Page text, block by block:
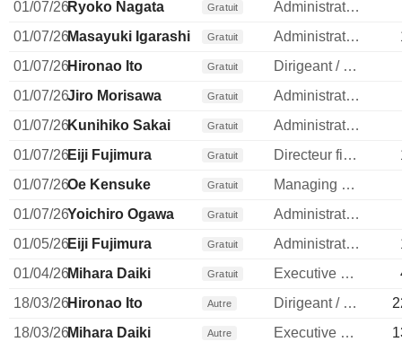
01/07/26Ryoko Nagata Gratuit
Administrateur
01/07/26Masayuki Igarashi Gratuit Administrateur
01/07/26Hironao Ito Gratuit
Dirigeant / cadre principal
01/07/26Jiro Morisawa Gratuit
Administrateur
01/07/26Kunihiko Sakai Gratuit
Administrateur
01/07/26Eiji Fujimura Gratuit Directeur financier
01/07/26Oe Kensuke Gratuit
Managing Executive Officer
01/07/26Yoichiro Ogawa Gratuit
Administrateur
01/05/26Eiji Fujimura Gratuit Administrateur
01/04/26Mihara Daiki Gratuit Executive Officer
18/03/26Hironao Ito Autre Dirigeant / cadre principal
18/03/26Mihara Daiki Autre Executive Officer